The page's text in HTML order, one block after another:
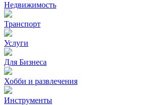
Недвижимость
Транспорт
Услуги
Для Бизнеса
Хобби и развлечения
Инструменты